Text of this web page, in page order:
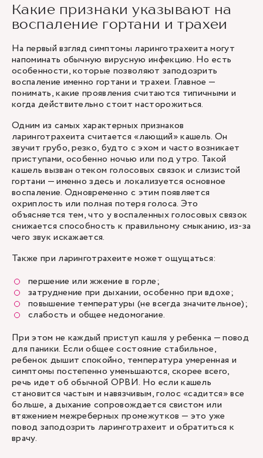
Какие признаки указывают на
воспаление гортани и трахеи
На первый взгляд симптомы ларинготрахеита могут
напоминать обычную вирусную инфекцию. Но есть
особенности, которые позволяют заподозрить
воспаление именно гортани и трахеи. Главное —
понимать, какие проявления считаются типичными и
когда действительно стоит насторожиться.
Одним из самых характерных признаков
ларинготрахеита считается «лающий» кашель. Он
звучит грубо, резко, будто с эхом и часто возникает
приступами, особенно ночью или под утро. Такой
кашель вызван отеком голосовых связок и слизистой
гортани — именно здесь и локализуется основное
воспаление. Одновременно с этим появляется
охриплость или полная потеря голоса. Это
объясняется тем, что у воспаленных голосовых связок
снижается способность к правильному смыканию, из-за
чего звук искажается.
Также при ларинготрахеите может ощущаться:
першение или жжение в горле;
затруднение при дыхании, особенно при вдохе;
повышение температуры (не всегда значительное);
слабость и общее недомогание.
При этом не каждый приступ кашля у ребенка — повод
для паники. Если общее состояние стабильное,
ребенок дышит спокойно, температура умеренная и
симптомы постепенно уменьшаются, скорее всего,
речь идет об обычной ОРВИ. Но если кашель
становится частым и навязчивым, голос «садится» все
больше, а дыхание сопровождается свистом или
втяжением межреберных промежутков — это уже
повод заподозрить ларинготрахеит и обратиться к
врачу.